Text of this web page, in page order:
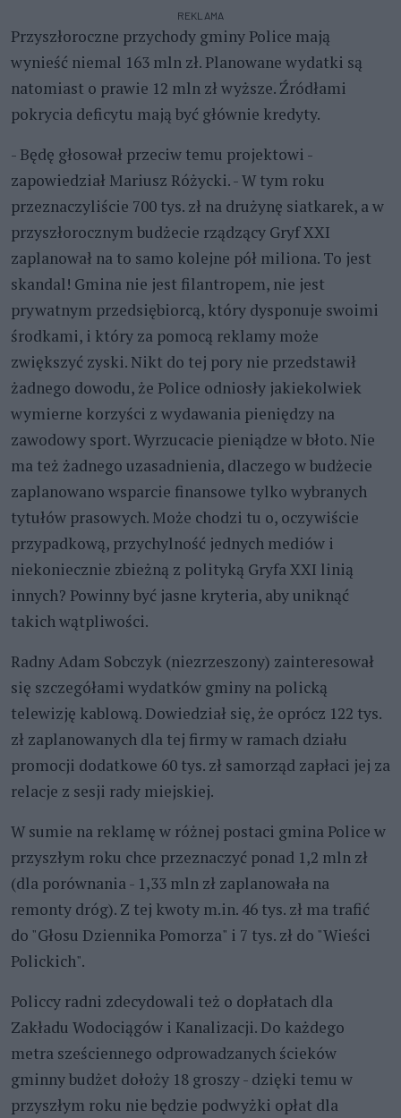
REKLAMA
Przyszłoroczne przychody gminy Police mają
wynieść niemal 163 mln zł. Planowane wydatki są
natomiast o prawie 12 mln zł wyższe. Źródłami
pokrycia deficytu mają być głównie kredyty.
- Będę głosował przeciw temu projektowi -
zapowiedział Mariusz Różycki. - W tym roku
przeznaczyliście 700 tys. zł na drużynę siatkarek, a w
przyszłorocznym budżecie rządzący Gryf XXI
zaplanował na to samo kolejne pół miliona. To jest
skandal! Gmina nie jest filantropem, nie jest
prywatnym przedsiębiorcą, który dysponuje swoimi
środkami, i który za pomocą reklamy może
zwiększyć zyski. Nikt do tej pory nie przedstawił
żadnego dowodu, że Police odniosły jakiekolwiek
wymierne korzyści z wydawania pieniędzy na
zawodowy sport. Wyrzucacie pieniądze w błoto. Nie
ma też żadnego uzasadnienia, dlaczego w budżecie
zaplanowano wsparcie finansowe tylko wybranych
tytułów prasowych. Może chodzi tu o, oczywiście
przypadkową, przychylność jednych mediów i
niekoniecznie zbieżną z polityką Gryfa XXI linią
innych? Powinny być jasne kryteria, aby uniknąć
takich wątpliwości.
Radny Adam Sobczyk (niezrzeszony) zainteresował
się szczegółami wydatków gminy na policką
telewizję kablową. Dowiedział się, że oprócz 122 tys.
zł zaplanowanych dla tej firmy w ramach działu
promocji dodatkowe 60 tys. zł samorząd zapłaci jej za
relacje z sesji rady miejskiej.
W sumie na reklamę w różnej postaci gmina Police w
przyszłym roku chce przeznaczyć ponad 1,2 mln zł
(dla porównania - 1,33 mln zł zaplanowała na
remonty dróg). Z tej kwoty m.in. 46 tys. zł ma trafić
do "Głosu Dziennika Pomorza" i 7 tys. zł do "Wieści
Polickich".
Policcy radni zdecydowali też o dopłatach dla
Zakładu Wodociągów i Kanalizacji. Do każdego
metra sześciennego odprowadzanych ścieków
gminny budżet dołoży 18 groszy - dzięki temu w
przyszłym roku nie będzie podwyżki opłat dla